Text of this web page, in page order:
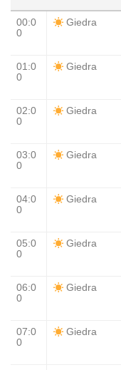
00:0
0
Giedra
01:0
0
Giedra
02:0
0
Giedra
03:0
0
Giedra
04:0
0
Giedra
05:0
0
Giedra
06:0
0
Giedra
07:0
0
Giedra